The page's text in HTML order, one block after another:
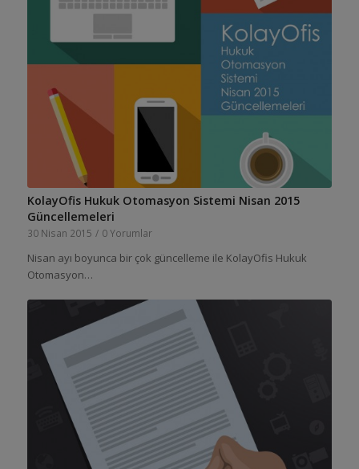
KolayOfis Hukuk Otomasyon Sistemi Nisan 2015
Güncellemeleri
30 Nisan 2015 / 0 Yorumlar
Nisan ayı boyunca bir çok güncelleme ile KolayOfis Hukuk
Otomasyon…